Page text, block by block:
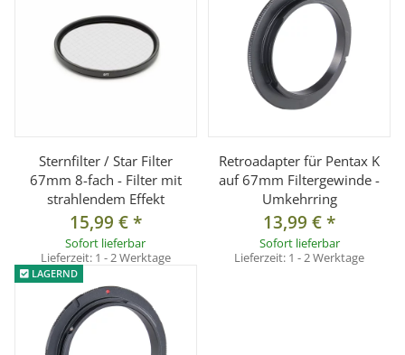
Sternfilter / Star Filter
67mm 8-fach - Filter mit
strahlendem Effekt
15,99 €*
Sofort lieferbar
Lieferzeit: 1 - 2 Werktage
Retroadapter für Pentax K
auf 67mm Filtergewinde -
Umkehrring
13,99 €*
Sofort lieferbar
Lieferzeit: 1 - 2 Werktage
LAGERND